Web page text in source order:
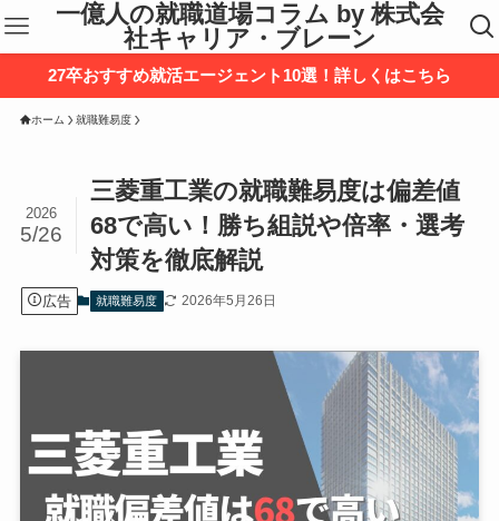
一億人の就職道場コラム by 株式会
社キャリア・ブレーン
27卒おすすめ就活エージェント10選！詳しくはこちら
ホーム 就職難易度
三菱重工業の就職難易度は偏差値
68で高い！勝ち組説や倍率・選考
対策を徹底解説
2026
5/26
広告 就職難易度 2026年5月26日